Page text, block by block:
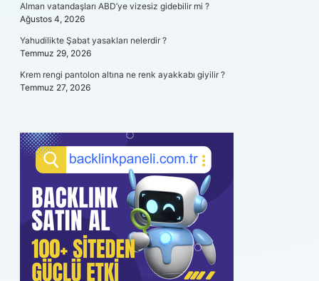
Alman vatandaşları ABD’ye vizesiz gidebilir mi ?
Ağustos 4, 2026
Yahudilikte Şabat yasakları nelerdir ?
Temmuz 29, 2026
Krem rengi pantolon altına ne renk ayakkabı giyilir ?
Temmuz 27, 2026